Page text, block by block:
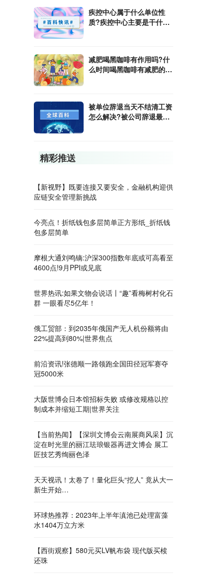
​疾控中心属于什么单位性
质?疾控中心主要是干什么
减肥喝黑咖啡有作用吗?什
么时间喝黑咖啡有减肥的效
被单位辞退当天不结清工资
怎么解决?被公司辞退最多
精彩推送
【新视野】既要连接又要安全，金融机构迎供
应链安全管理新挑战
今亮点！折纸钱包多层简单正方形纸_折纸钱
包多层简单
摩根大通刘鸣镝:沪深300指数年底或可高看至
4600点!9月PPI或见底
世界热讯:如果文物会说话丨“趣”看梅树村化石
群 一眼看尽5亿年！
俄工贸部：到2035年俄国产无人机份额将由
22%提高到80%|世界焦点
前沿资讯!张德顺一路领跑全国田径冠军赛夺
冠5000米
大阪世博会日本馆招标失败 或修改规格以控
制成本并缩短工期|世界关注
【当前热闻】【深圳文博会云南展商风采】沉
淀在时光里的丽江珐琅银器再进文博会 展工
匠技艺秀绚丽色泽
天天视讯！太卷了！量化巨头“挖人” 竟从大一
新生开始…
环球热推荐：2023年上半年滇池已处理富藻
水1404万立方米
【西街观察】580元买LV帆布袋 现代版买椟
还珠